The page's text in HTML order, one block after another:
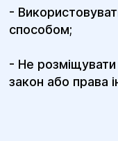
-
способом;
- Не
закон або права